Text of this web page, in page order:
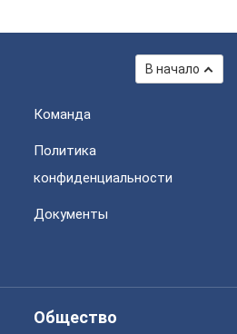
В начало
Команда
Политика
конфиденциальности
Документы
Общество